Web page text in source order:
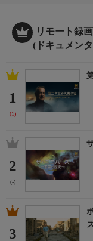
リモート録
(ドキュメン
1
(1)
2
(-)
3